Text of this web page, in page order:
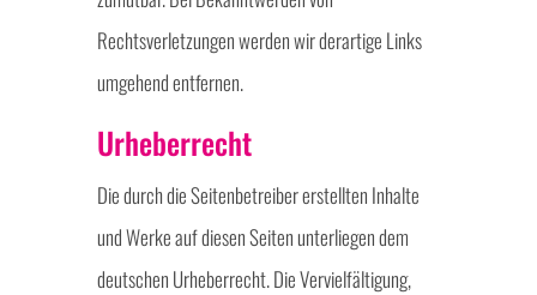
Rechtsverletzungen werden wir derartige Links
umgehend entfernen.
Urheberrecht
Die durch die Seitenbetreiber erstellten Inhalte
und Werke auf diesen Seiten unterliegen dem
deutschen Urheberrecht. Die Vervielfältigung,